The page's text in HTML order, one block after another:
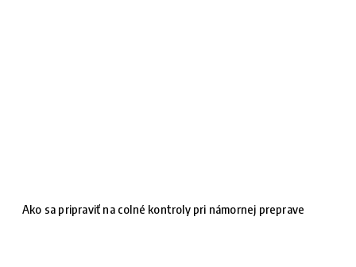
Ako sa pripraviť na colné kontroly pri námornej preprave